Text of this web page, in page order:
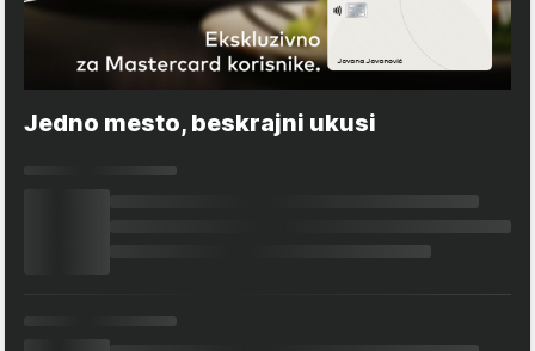
Jedno mesto, beskrajni ukusi